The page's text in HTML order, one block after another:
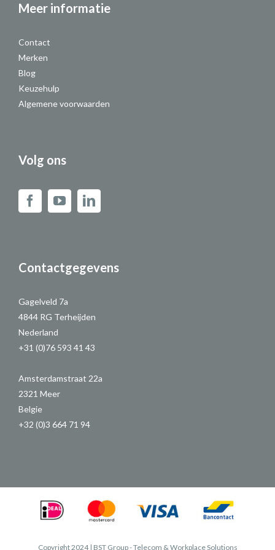
Meer informatie
Contact
Merken
Blog
Keuzehulp
Algemene voorwaarden
Volg ons
Contactgegevens
Gagelveld 7a
4844 RG Terheijden
Nederland
+31 (0)76 593 41 43
Amsterdamstraat 22a
2321 Meer
Belgie
+32 (0)3 664 71 94
Copyright 2024 | BST Group - Telecom & Workplace Solutions